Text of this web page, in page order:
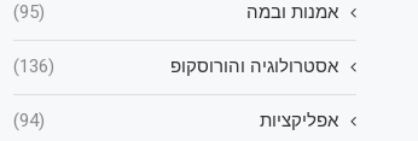
אמנות ובמה (95)
אסטרולוגיה והורוסקופ (136)
אפליקציות (94)